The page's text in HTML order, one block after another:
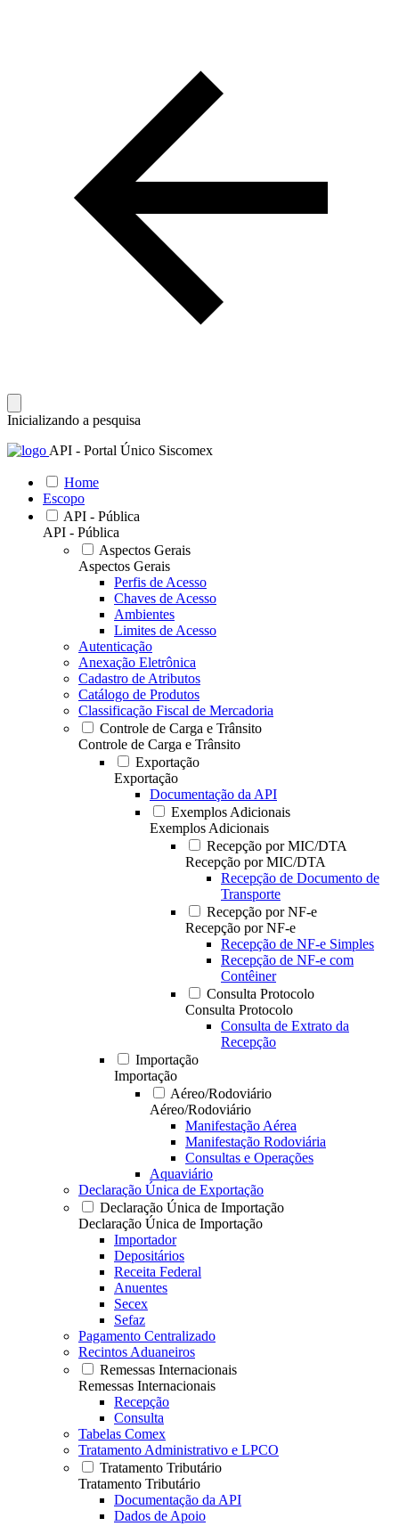
Inicializando a pesquisa
API - Portal Único Siscomex
Home
Escopo
API - Pública
API - Pública
Aspectos Gerais
Aspectos Gerais
Perfis de Acesso
Chaves de Acesso
Ambientes
Limites de Acesso
Autenticação
Anexação Eletrônica
Cadastro de Atributos
Catálogo de Produtos
Classificação Fiscal de Mercadoria
Controle de Carga e Trânsito
Controle de Carga e Trânsito
Exportação
Exportação
Documentação da API
Exemplos Adicionais
Exemplos Adicionais
Recepção por MIC/DTA
Recepção por MIC/DTA
Recepção de Documento de
Transporte
Recepção por NF-e
Recepção por NF-e
Recepção de NF-e Simples
Recepção de NF-e com
Contêiner
Consulta Protocolo
Consulta Protocolo
Consulta de Extrato da
Recepção
Importação
Importação
Aéreo/Rodoviário
Aéreo/Rodoviário
Manifestação Aérea
Manifestação Rodoviária
Consultas e Operações
Aquaviário
Declaração Única de Exportação
Declaração Única de Importação
Declaração Única de Importação
Importador
Depositários
Receita Federal
Anuentes
Secex
Sefaz
Pagamento Centralizado
Recintos Aduaneiros
Remessas Internacionais
Remessas Internacionais
Recepção
Consulta
Tabelas Comex
Tratamento Administrativo e LPCO
Tratamento Tributário
Tratamento Tributário
Documentação da API
Dados de Apoio